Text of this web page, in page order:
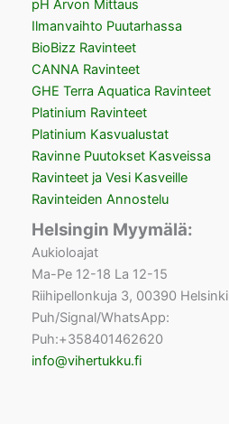
pH Arvon Mittaus
Ilmanvaihto Puutarhassa
BioBizz Ravinteet
CANNA Ravinteet
GHE Terra Aquatica Ravinteet
Platinium Ravinteet
Platinium Kasvualustat
Ravinne Puutokset Kasveissa
Ravinteet ja Vesi Kasveille
Ravinteiden Annostelu
Helsingin Myymälä:
Aukioloajat
Ma-Pe 12-18 La 12-15
Riihipellonkuja 3, 00390 Helsinki
Puh/Signal/WhatsApp:
Puh:+358401462620
info@vihertukku.fi